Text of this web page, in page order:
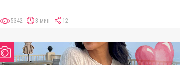
5342 3 мин 12